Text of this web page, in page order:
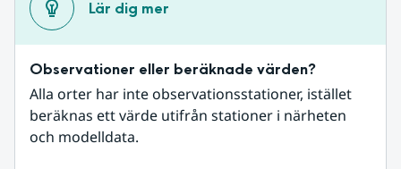
Lär dig mer
Observationer eller beräknade värden?
Alla orter har inte observationsstationer, istället
beräknas ett värde utifrån stationer i närheten
och modelldata.